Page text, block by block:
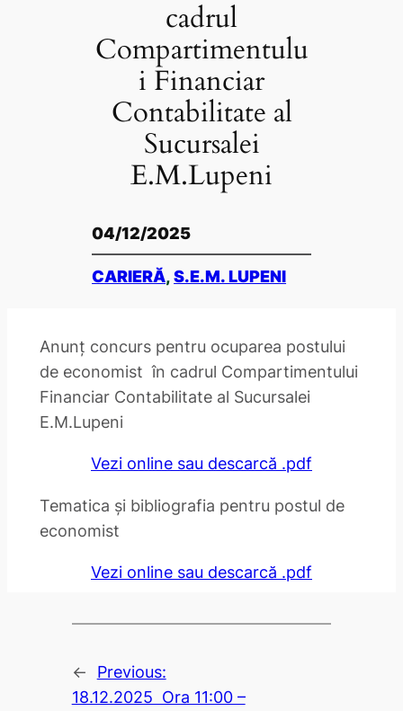
cadrul
Compartimentulu
i Financiar
Contabilitate al
Sucursalei
E.M.Lupeni
04/12/2025
CARIERĂ, S.E.M. LUPENI
Anunț concurs pentru ocuparea postului
de economist în cadrul Compartimentului
Financiar Contabilitate al Sucursalei
E.M.Lupeni
Vezi online sau descarcă .pdf
Tematica și bibliografia pentru postul de
economist
Vezi online sau descarcă .pdf
←
Previous:
18.12.2025 Ora 11:00 –